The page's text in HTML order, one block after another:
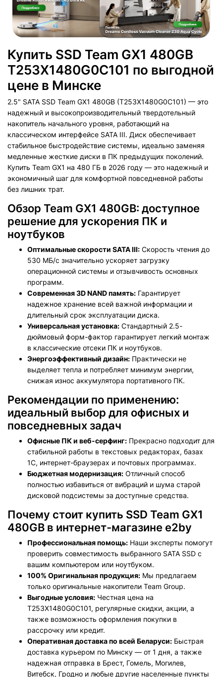
Купить SSD Team GX1 480GB
T253X1480G0C101 по выгодной
цене в Минске
2.5" SATA SSD Team GX1 480GB (T253X1480G0C101) — это
надежный и высокопроизводительный твердотельный
накопитель начального уровня, работающий на
классическом интерфейсе SATA III. Диск обеспечивает
стабильное быстродействие системы, идеально заменяя
медленные жесткие диски в ПК предыдущих поколений.
Купить Team GX1 на 480 ГБ в 2026 году — это надежный и
экономичный шаг для комфортной повседневной работы
без лишних трат.
Обзор Team GX1 480GB: доступное
решение для ускорения ПК и
ноутбуков
Оптимальные скорости SATA III: Скорость чтения до
530 МБ/с значительно ускоряет загрузку
операционной системы и отзывчивость основных
программ.
Современная 3D NAND память: Гарантирует
надежное хранение всей важной информации и
длительный срок эксплуатации диска.
Универсальная установка: Стандартный 2.5-
дюймовый форм-фактор гарантирует легкий монтаж
в классические отсеки ПК и ноутбуков.
Энергоэффективный дизайн: Практически не
выделяет тепла и потребляет минимум энергии,
снижая износ аккумулятора портативного ПК.
Рекомендации по применению:
идеальный выбор для офисных и
повседневных задач
Офисные ПК и веб-серфинг: Прекрасно подходит для
стабильной работы в текстовых редакторах, базах
1С, интернет-браузерах и почтовых программах.
Бюджетная модернизация: Отличный способ
полностью избавиться от вибраций и шума старой
дисковой подсистемы за доступные средства.
Почему стоит купить SSD Team GX1
480GB в интернет-магазине e2by
Профессиональная помощь: Наши эксперты помогут
проверить совместимость выбранного SATA SSD с
вашим компьютером или ноутбуком.
100% Оригинальная продукция: Мы предлагаем
только оригинальные накопители Team Group.
Выгодные условия: Честная цена на
T253X1480G0C101, регулярные скидки, акции, а
также возможность оформления покупки в
рассрочку или кредит.
Оперативная доставка по всей Беларуси: Быстрая
доставка курьером по Минску — от 1 дня, а также
надежная отправка в Брест, Гомель, Могилев,
Витебск, Гродно и любые другие населенные пункты